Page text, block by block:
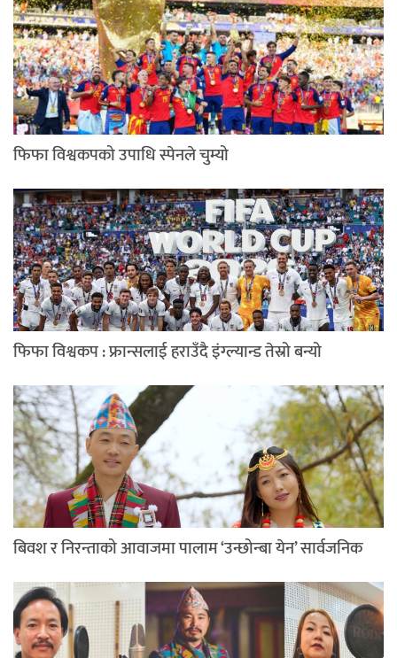
फिफा विश्वकपको उपाधि स्पेनले चुम्यो
फिफा विश्वकप : फ्रान्सलाई हराउँदै इंग्ल्यान्ड तेस्रो बन्यो
बिवश र निरन्ताको आवाजमा पालाम ‘उन्छोन्बा येन’ सार्वजनिक